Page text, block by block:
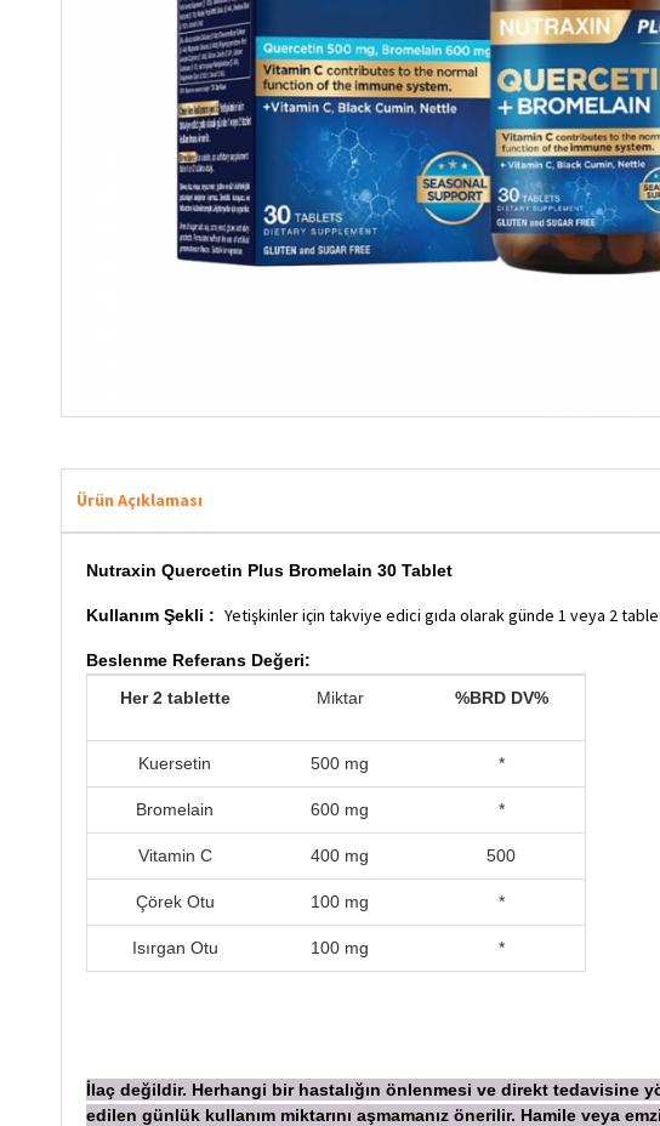
Ürün Açıklaması
Nutraxin Quercetin Plus Bromelain 30 Tablet
Kullanım Şekli : Yetişkinler için takviye edici gıda olarak günde 1 veya 2
Beslenme Referans Değeri:
Her 2 tablette
Miktar %BRD DV%
Kuersetin 500 mg *
Bromelain 600 mg *
Vitamin C 400 mg 500
Çörek Otu 100 mg *
Isırgan Otu 100 mg *
İlaç değildir. Herhangi bir hastalığın önlenmesi ve direkt tedavisine
edilen günlük kullanım miktarını aşmamanız önerilir. Hamile veya